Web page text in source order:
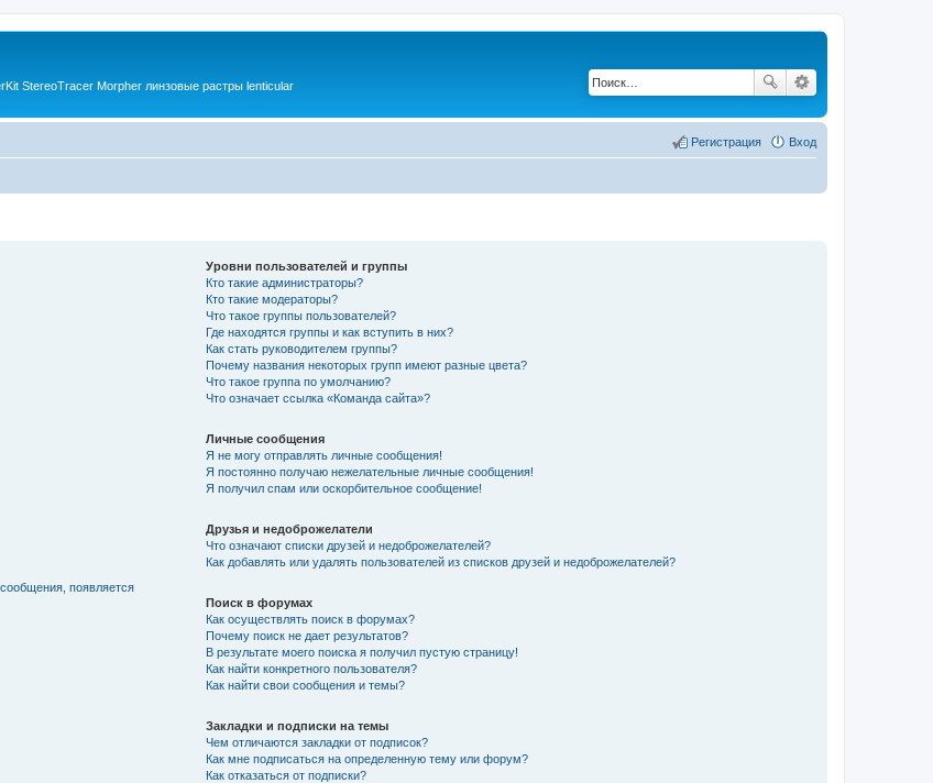
StereoTracer Morpher линзовые растры lenticular
Вход
Регистрация
появляется
Уровни пользователей и группы
Кто такие администраторы?
Кто такие модераторы?
Что такое группы пользователей?
Где находятся группы и как вступить в них?
Как стать руководителем группы?
Почему названия некоторых групп имеют разные цвета?
Что такое группа по умолчанию?
Что означает ссылка «Команда сайта»?
Личные сообщения
Я не могу отправлять личные сообщения!
Я постоянно получаю нежелательные личные сообщения!
Я получил спам или оскорбительное сообщение!
Друзья и недоброжелатели
Что означают списки друзей и недоброжелателей?
Как добавлять или удалять пользователей из списков друзей и недоброжелателей?
Поиск в форумах
Как осуществлять поиск в форумах?
Почему поиск не дает результатов?
В результате моего поиска я получил пустую страницу!
Как найти конкретного пользователя?
Как найти свои сообщения и темы?
Закладки и подписки на темы
Чем отличаются закладки от подписок?
Как мне подписаться на определенную тему или форум?
Как отказаться от подписки?